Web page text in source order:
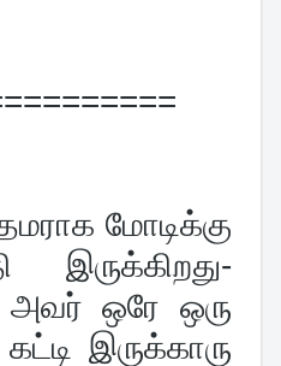
மோடிக்கு
ஒரே ஒரு
இருக்காரு